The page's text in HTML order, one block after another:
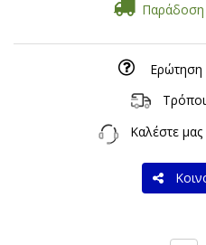
Παράδοση
Ερώτηση
Καλέστε μας